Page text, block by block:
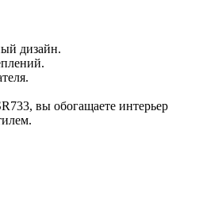
дизайн.
вы обогащаете интерьер